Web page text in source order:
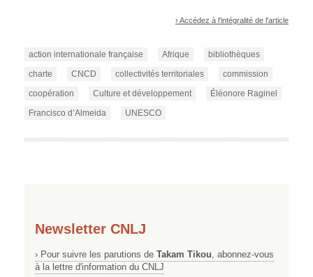
› Accédez à l'intégralité de l'article
action internationale française Afrique
bibliothèques
charte
CNCD collectivités territoriales
commission
coopération
Culture et développement
Éléonore Raginel
Francisco d’Almeida
UNESCO
Newsletter CNLJ
› Pour suivre les parutions de Takam Tikou, abonnez-vous
à la lettre d'information du CNLJ